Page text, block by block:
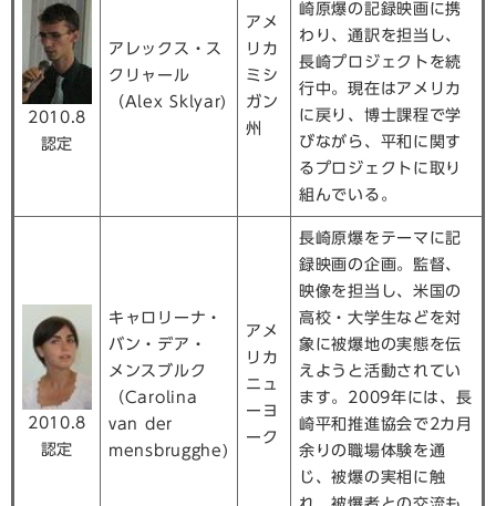
2010.8
認定
アレックス・ス
クリャール
（Alex Sklyar)
アメ
リカ
ミシ
ガン
州
崎原爆の記録映画に携
わり、通訳を担当し、
長崎プロジェクトを続
行中。現在はアメリカ
に戻り、博士課程で学
びながら、平和に関す
るプロジェクトに取り
組んでいる。
2010.8
認定
キャロリーナ・
バン・デア・
メンスブルク
（Carolina
van der
mensbrugghe)
アメ
リカ
ニュ
ーヨ
ーク
長崎原爆をテーマに記
録映画の企画。監督、
映像を担当し、米国の
高校・大学生などを対
象に被爆地の実態を伝
えようと活動されてい
ます。2009年には、長
崎平和推進協会で2カ月
余りの職場体験を通
じ、被爆の実相に触